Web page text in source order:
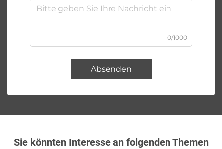
0/1000
Absenden
Sie könnten Interesse an folgenden Themen